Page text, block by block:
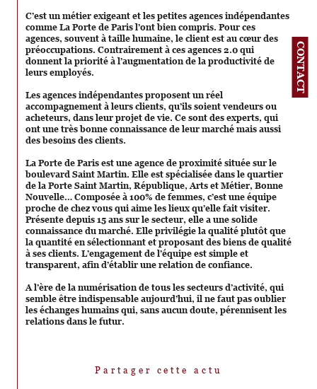
CONTACT
C’est un métier exigeant et les petites agences indépendantes
comme La Porte de Paris l’ont bien compris. Pour ces
agences, souvent à taille humaine, le client est au cœur des
préoccupations. Contrairement à ces agences 2.0 qui
donnent la priorité à l’augmentation de la productivité de
leurs employés.
Les agences indépendantes proposent un réel
accompagnement à leurs clients, qu’ils soient vendeurs ou
acheteurs, dans leur projet de vie. Ce sont des experts, qui
ont une très bonne connaissance de leur marché mais aussi
des besoins des clients.
La Porte de Paris est une agence de proximité située sur le
boulevard Saint Martin. Elle est spécialisée dans le quartier
de la Porte Saint Martin, République, Arts et Métier, Bonne
Nouvelle… Composée à 100% de femmes, c’est une équipe
proche de chez vous qui aime les lieux qu’elle fait visiter.
Présente depuis 15 ans sur le secteur, elle a une solide
connaissance du marché. Elle privilégie la qualité plutôt que
la quantité en sélectionnant et proposant des biens de qualité
à ses clients. L’engagement de l’équipe est simple et
transparent, afin d’établir une relation de confiance.
A l’ère de la numérisation de tous les secteurs d’activité, qui
semble être indispensable aujourd’hui, il ne faut pas oublier
les échanges humains qui, sans aucun doute, pérennisent les
relations dans le futur.
Partager cette actu